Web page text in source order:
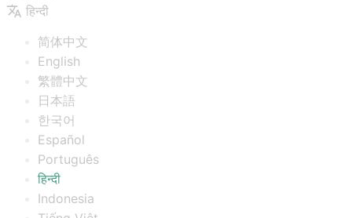
हिन्दी
简体中文
English
繁體中文
日本語
한국어
Español
Português
हिन्दी
Indonesia